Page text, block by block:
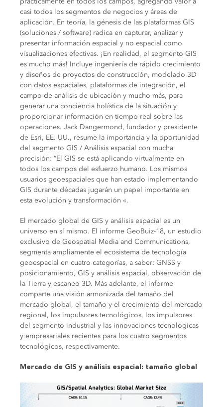
casi todos los segmentos de negocios y áreas de
aplicación. En teoría, la génesis de las plataformas GIS
(soluciones / software) radica en capturar, analizar y
presentar información espacial y no espacial como
visualizaciones efectivas. ¡En realidad, el segmento GIS
es mucho más! Incluye ingeniería de rápido crecimiento
y diseños de proyectos de construcción, modelado 3D
con datos espaciales, plataformas de integración, el
campo de análisis de ubicación y mucho más, para
generar una conciencia holística de la situación y
proporcionar información en tiempo real sobre las
operaciones. Jack Dangermond, fundador y presidente
de Esri, EE. UU., resume la importancia y la oportunidad
del segmento GIS / Análisis espacial con mucha
precisión: “El GIS se está aplicando virtualmente en
todos los campos del esfuerzo humano. Los mismos
usuarios geoespaciales que han estado implementando
GIS durante décadas jugarán un papel importante en
esta evolución y transformación «.
El mercado global de GIS y análisis espacial es un
universo en sí mismo. El informe GeoBuiz-18, un estudio
exclusivo de Geospatial Media and Communications,
segmenta ampliamente el ecosistema de tecnología
geoespacial en cuatro categorías, a saber: GNSS y
posicionamiento, GIS y análisis espacial, observación de
la Tierra y escaneo 3D. Más adelante, el informe
comparte una visión armonizada del tamaño del
mercado global, el tamaño y el crecimiento del mercado
regional, los impulsores tecnológicos, los impulsores
del segmento industrial y las innovaciones tecnológicas
y empresariales recientes para los cuatro segmentos
tecnológicos, respectivamente.
Mercado de GIS y análisis espacial: tamaño global